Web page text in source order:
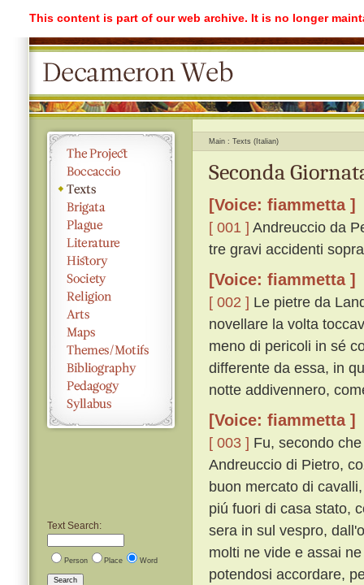
This content is part of our web archive. It is no longer
Text Search:
Person Place Word
Search
Main Texts (Italian)
Seconda
[Voice: fiammetta ]
[ 001 ] Andreuccio da
tre gravi accidenti
[Voice: fiammetta ]
[ 002 ] Le pietre da
novellare la volta
meno di pericoli in sé
differente da essa, in
notte addivennero,
[Voice: fiammetta ]
[ 003 ] Fu, secondo
Andreuccio di Pietro,
buon mercato di
piú fuori di casa stato,
sera in sul vespro,
molti ne vide e assai
potendosi accordare,